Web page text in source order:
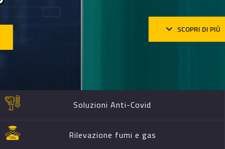
Soluzioni Anti-Covid
Rilevazione fumi e gas